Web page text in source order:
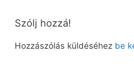
Szólj hozzá!
Hozzászólás küldéséhez be